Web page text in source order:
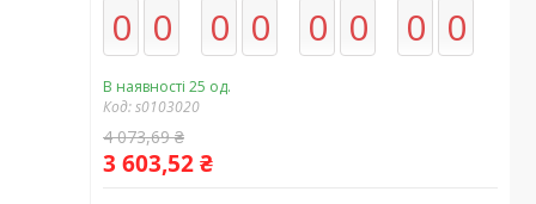
0 0 0 0 0 0 0 0
В наявності 25 од.
Код:s0103020
4 073,69 ₴
3 603,52 ₴